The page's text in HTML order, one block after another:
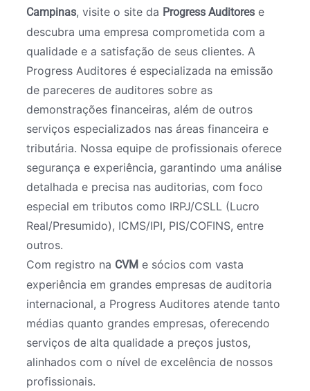
Campinas, visite o site da Progress Auditores e
descubra uma empresa comprometida com a
qualidade e a satisfação de seus clientes. A
Progress Auditores é especializada na emissão
de pareceres de auditores sobre as
demonstrações financeiras, além de outros
serviços especializados nas áreas financeira e
tributária. Nossa equipe de profissionais oferece
segurança e experiência, garantindo uma análise
detalhada e precisa nas auditorias, com foco
especial em tributos como IRPJ/CSLL (Lucro
Real/Presumido), ICMS/IPI, PIS/COFINS, entre
outros.
Com registro na CVM e sócios com vasta
experiência em grandes empresas de auditoria
internacional, a Progress Auditores atende tanto
médias quanto grandes empresas, oferecendo
serviços de alta qualidade a preços justos,
alinhados com o nível de excelência de nossos
profissionais.